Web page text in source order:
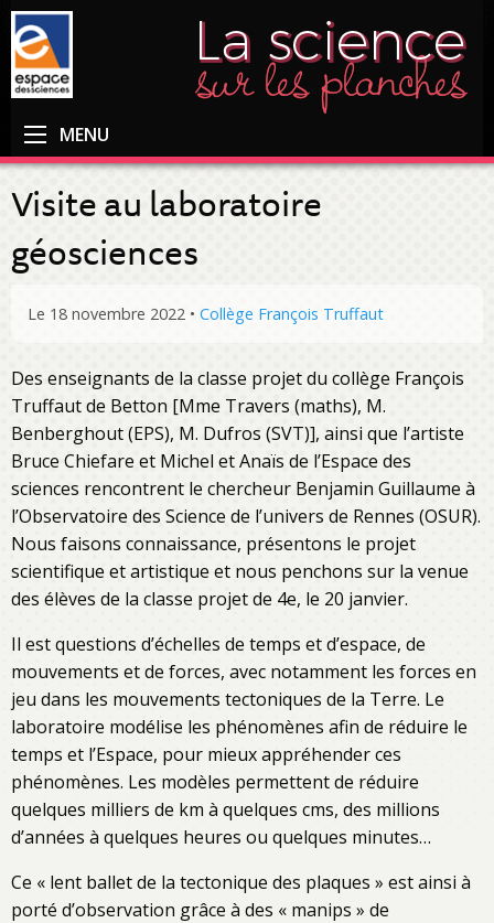
MENU
Visite au laboratoire
géosciences
Le 18 novembre 2022 • Collège François Truffaut
Des enseignants de la classe projet du collège François
Truffaut de Betton [Mme Travers (maths), M.
Benberghout (EPS), M. Dufros (SVT)], ainsi que l’artiste
Bruce Chiefare et Michel et Anaïs de l’Espace des
sciences rencontrent le chercheur Benjamin Guillaume à
l’Observatoire des Science de l’univers de Rennes (OSUR).
Nous faisons connaissance, présentons le projet
scientifique et artistique et nous penchons sur la venue
des élèves de la classe projet de 4e, le 20 janvier.
Il est questions d’échelles de temps et d’espace, de
mouvements et de forces, avec notamment les forces en
jeu dans les mouvements tectoniques de la Terre. Le
laboratoire modélise les phénomènes afin de réduire le
temps et l’Espace, pour mieux appréhender ces
phénomènes. Les modèles permettent de réduire
quelques milliers de km à quelques cms, des millions
d’années à quelques heures ou quelques minutes…
Ce « lent ballet de la tectonique des plaques » est ainsi à
porté d’observation grâce à des « manips » de